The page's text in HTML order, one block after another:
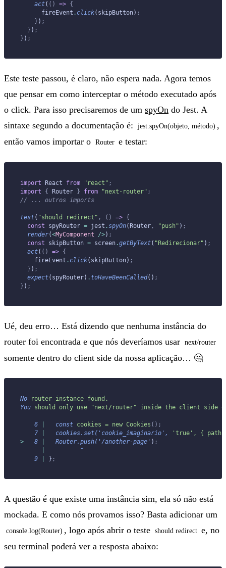
    act
( () => {
      fireEvent
. click(skipButton) ;
    }
) ;
  }
) ;
} ) ;
Este teste passou, é claro, não espera nada. Agora temos
que pensar em como interceptar o método executado após
o click. Para isso precisaremos de um spyOn do Jest. A
sintaxe segundo a documentação é:
jest.spyOn(objeto, método) ,
então vamos importar o Router e testar:
import React from "react" ;
import { Router } from "next-router" ;
// ... outros imports
test( "should redirect" , () => {
  const
spyRouter = jest .spyOn(Router , "push" ) ;
  render
(<MyComponent />) ;
  const
skipButton = screen.getByText( "Redirecionar" ) ;
  act
( () => {
    fireEvent
. click(skipButton) ;
  }
) ;
  expect
(spyRouter) . toHaveBeenCalled() ;
} ) ;
Ué, deu erro… Está dizendo que nenhuma instância do
router foi encontrada e que nós deveríamos usar next/router
somente dentro do client side da nossa aplicação… 🤔
No router instance found.
You should only use "next/router" inside the client side
    6
   const
cookies = new Cookies ();
    7
   cookies.set(
'cookie_imaginario' , 'true', { path:
>
   8
   Router.push(
'/another-page' ) ;
          ^
    9
} ;
A questão é que existe uma instância sim, ela só não está
mockada. E como nós provamos isso? Basta adicionar um
console.log(Router) , logo após abrir o teste should redirect e, no
seu terminal poderá ver a resposta abaixo: